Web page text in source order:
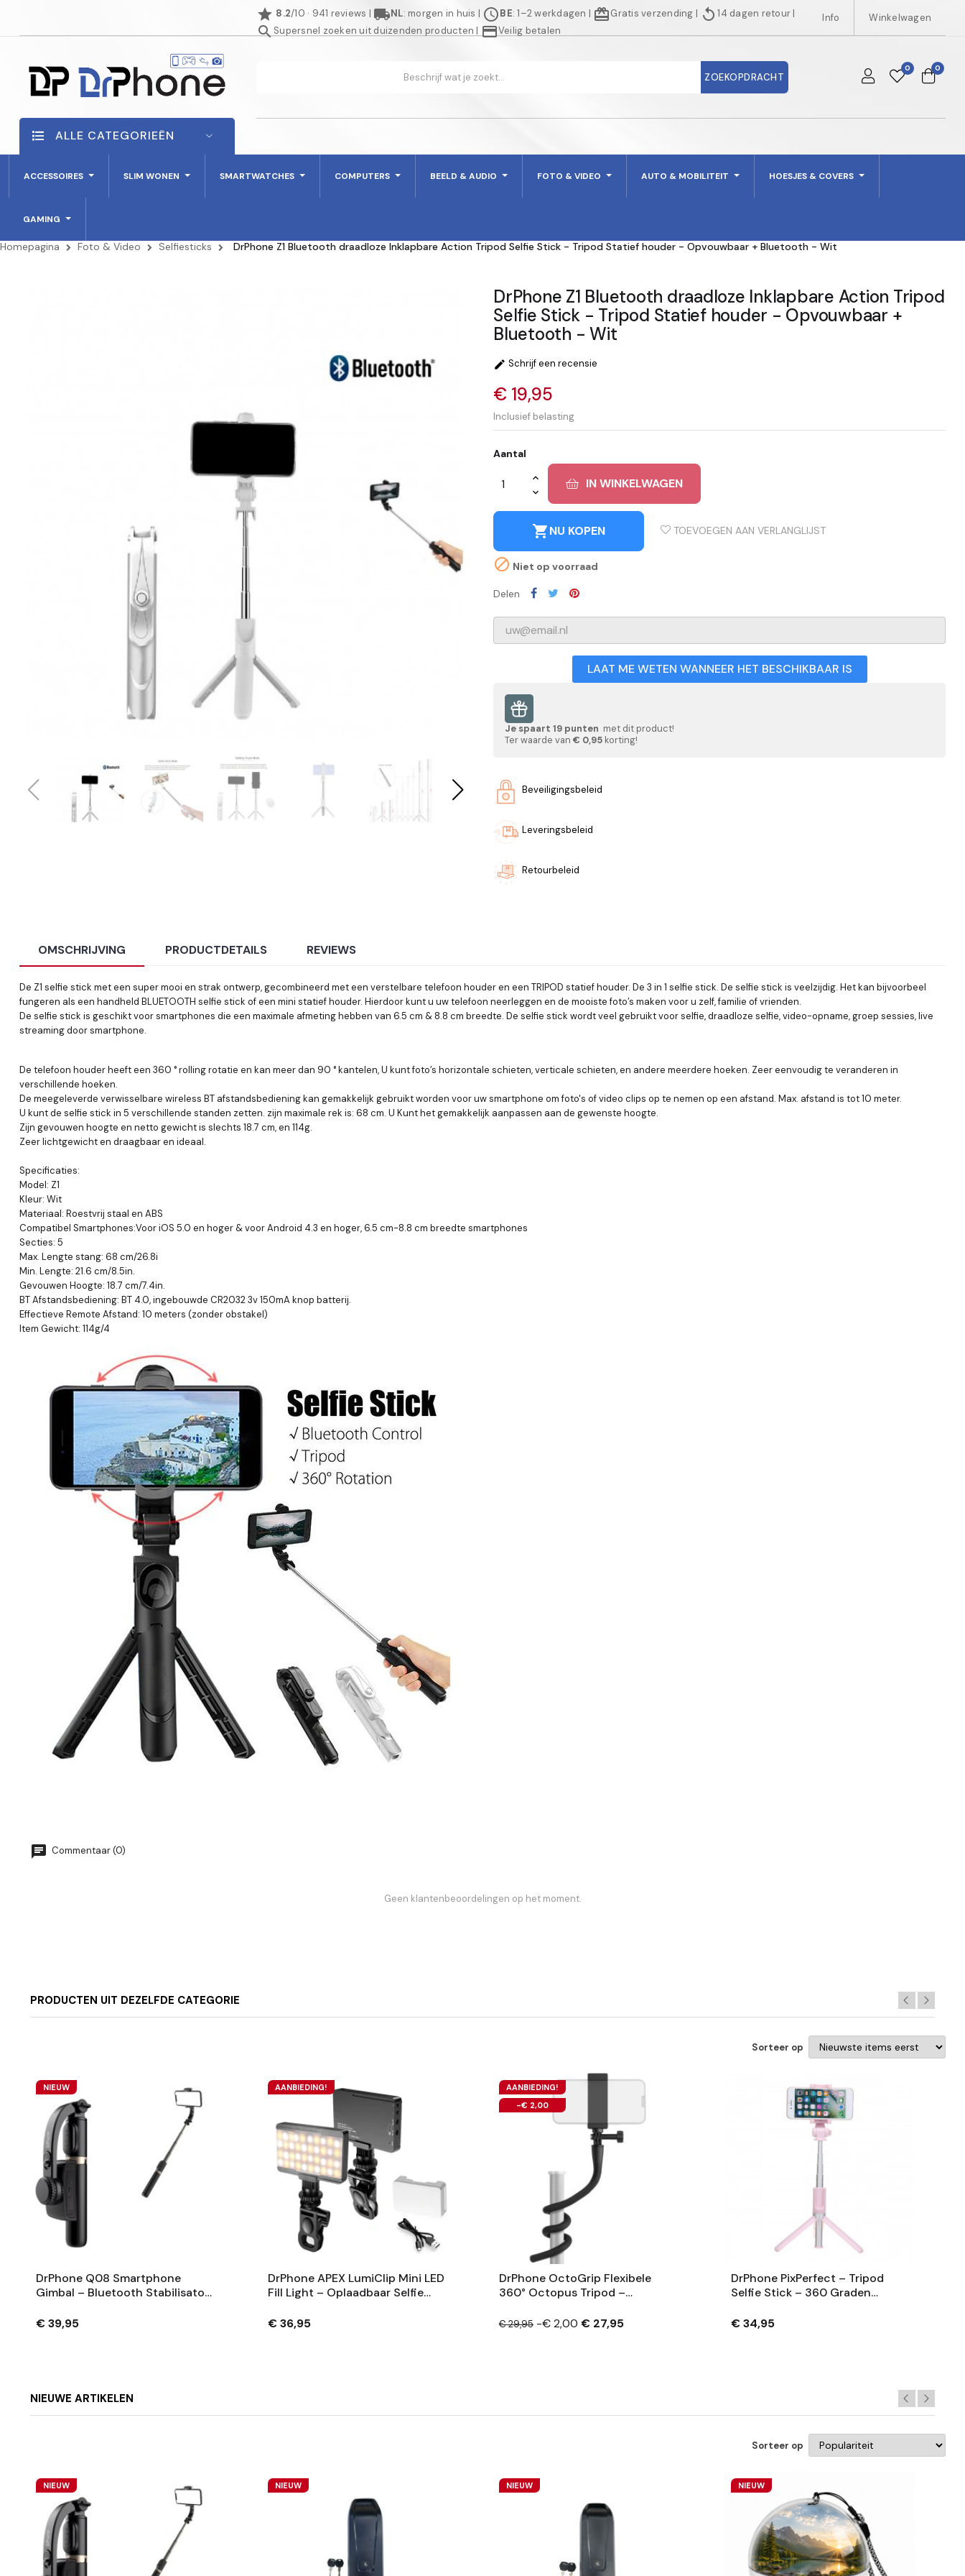
star 8.2/10 · 941 reviews | local_shippingNL: morgen in huis | scheduleBE: 1–2 werkdagen | redeemGratis verzending | replay14 dagen retour |
searchSupersnel zoeken uit duizenden producten | credit_cardVeilig betalen
Info Winkelwagen
ZOEKOPDRACHT
0 0
ALLE CATEGORIEËN
ACCESSOIRES SLIM WONEN SMARTWATCHES COMPUTERS BEELD & AUDIO FOTO & VIDEO AUTO & MOBILITEIT HOESJES & COVERS
GAMING
Homepagina Foto & Video Selfiesticks DrPhone Z1 Bluetooth draadloze Inklapbare Action Tripod Selfie Stick - Tripod Statief houder - Opvouwbaar + Bluetooth - Wit
DrPhone Z1 Bluetooth draadloze Inklapbare Action Tripod
Selfie Stick - Tripod Statief houder - Opvouwbaar +
Bluetooth - Wit
 Schrijf een recensie
€ 19,95
Inclusief belasting
Aantal
IN WINKELWAGEN
shopping_cartNU KOPEN TOEVOEGEN AAN VERLANGLIJST
 Niet op voorraad
Delen
LAAT ME WETEN WANNEER HET BESCHIKBAAR IS
Je spaart 19 punten met dit product!
Ter waarde van € 0,95 korting!
Beveiligingsbeleid
Leveringsbeleid
Retourbeleid
OMSCHRIJVING PRODUCTDETAILS REVIEWS
De Z1 selfie stick met een super mooi en strak ontwerp, gecombineerd met een verstelbare telefoon houder en een TRIPOD statief houder. De 3 in 1 selfie stick. De selfie stick is veelzijdig. Het kan bijvoorbeel
fungeren als een handheld BLUETOOTH selfie stick of een mini statief houder. Hierdoor kunt u uw telefoon neerleggen en de mooiste foto’s maken voor u zelf, familie of vrienden.
De selfie stick is geschikt voor smartphones die een maximale afmeting hebben van 6.5 cm & 8.8 cm breedte. De selfie stick wordt veel gebruikt voor selfie, draadloze selfie, video-opname, groep sessies, live
streaming door smartphone.
De telefoon houder heeft een 360 ° rolling rotatie en kan meer dan 90 ° kantelen, U kunt foto’s horizontale schieten, verticale schieten, en andere meerdere hoeken. Zeer eenvoudig te veranderen in
verschillende hoeken.
De meegeleverde verwisselbare wireless BT afstandsbediening kan gemakkelijk gebruikt worden voor uw smartphone om foto's of video clips op te nemen op een afstand. Max. afstand is tot 10 meter.
U kunt de selfie stick in 5 verschillende standen zetten. zijn maximale rek is: 68 cm. U Kunt het gemakkelijk aanpassen aan de gewenste hoogte.
Zijn gevouwen hoogte en netto gewicht is slechts 18.7 cm, en 114g.
Zeer lichtgewicht en draagbaar en ideaal.
Specificaties:
Model: Z1
Kleur: Wit
Materiaal: Roestvrij staal en ABS
Compatibel Smartphones:Voor iOS 5.0 en hoger & voor Android 4.3 en hoger, 6.5 cm-8.8 cm breedte smartphones
Secties: 5
Max. Lengte stang: 68 cm/26.8i
Min. Lengte: 21.6 cm/8.5in.
Gevouwen Hoogte: 18.7 cm/7.4in.
BT Afstandsbediening: BT 4.0, ingebouwde CR2032 3v 150mA knop batterij.
Effectieve Remote Afstand: 10 meters (zonder obstakel)
Item Gewicht: 114g/4
Commentaar (0)
Geen klantenbeoordelingen op het moment.
PRODUCTEN UIT DEZELFDE CATEGORIE
Sorteer op
NIEUW
DrPhone Q08 Smartphone
Gimbal – Bluetooth Stabilisator
Zwart
€ 39,95
AANBIEDING!
DrPhone APEX LumiClip Mini LED
Fill Light – Oplaadbaar Selfie
Voor Smartphone / Laptop /
€ 36,95
AANBIEDING!
-€ 2,00
DrPhone OctoGrip Flexibele
360° Octopus Tripod –
Voor GoPro, DJI Action Camera
€ 29,95 -€ 2,00 € 27,95
DrPhone PixPerfect – Tripod
Selfie Stick – 360 Graden
Afneembare Afstandsbediening
€ 34,95
NIEUWE ARTIKELEN
Sorteer op
NIEUW NIEUW NIEUW NIEUW